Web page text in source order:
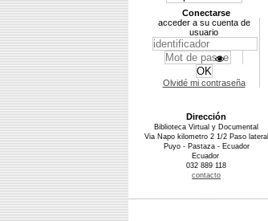
Conectarse
acceder a su cuenta de
usuario
Olvidé mi contraseña
Dirección
Biblioteca Virtual y Documental
Via Napo kilometro 2 1/2 Paso lateral
Puyo - Pastaza - Ecuador
Ecuador
032 889 118
contacto